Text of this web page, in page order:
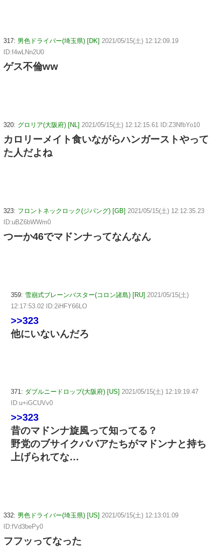
317: 男色ドライバー(埼玉県) [DK] 2021/05/15(土) 12:12:09.19
ID:f4wLNn2U0
ゲス不倫ww
320: グロリア(大阪府) [NL] 2021/05/15(土) 12:12:15.61 ID:Z3NfbYo10
カロリーメイト食いながらハンガーストやって
た人だよね
323: フロントネックロック(ジパング) [GB] 2021/05/15(土) 12:12:35.23
ID:uBZ6bWWm0
つーか46でマドンナってなんなん
359: 雪崩式ブレーンバスター(コロン諸島) [RU] 2021/05/15(土)
12:17:53.02 ID:2iHFY66LO
>>323
他にいないんだろ
371: ダブルニードロップ(大阪府) [US] 2021/05/15(土) 12:19:19.47
ID:u+iGCUVv0
>>323
昔のマドンナ旋風って知ってる？
野党のブサイクババアたちがマドンナと持ち
上げられてな…
332: 男色ドライバー(埼玉県) [US] 2021/05/15(土) 12:13:01.09
ID:fVd3bePy0
フフッってなった